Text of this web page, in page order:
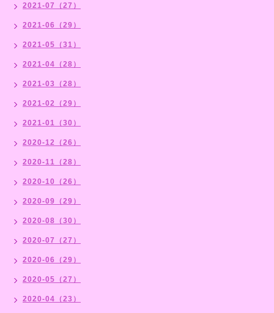
2021-07（27）
2021-06（29）
2021-05（31）
2021-04（28）
2021-03（28）
2021-02（29）
2021-01（30）
2020-12（26）
2020-11（28）
2020-10（26）
2020-09（29）
2020-08（30）
2020-07（27）
2020-06（29）
2020-05（27）
2020-04（23）